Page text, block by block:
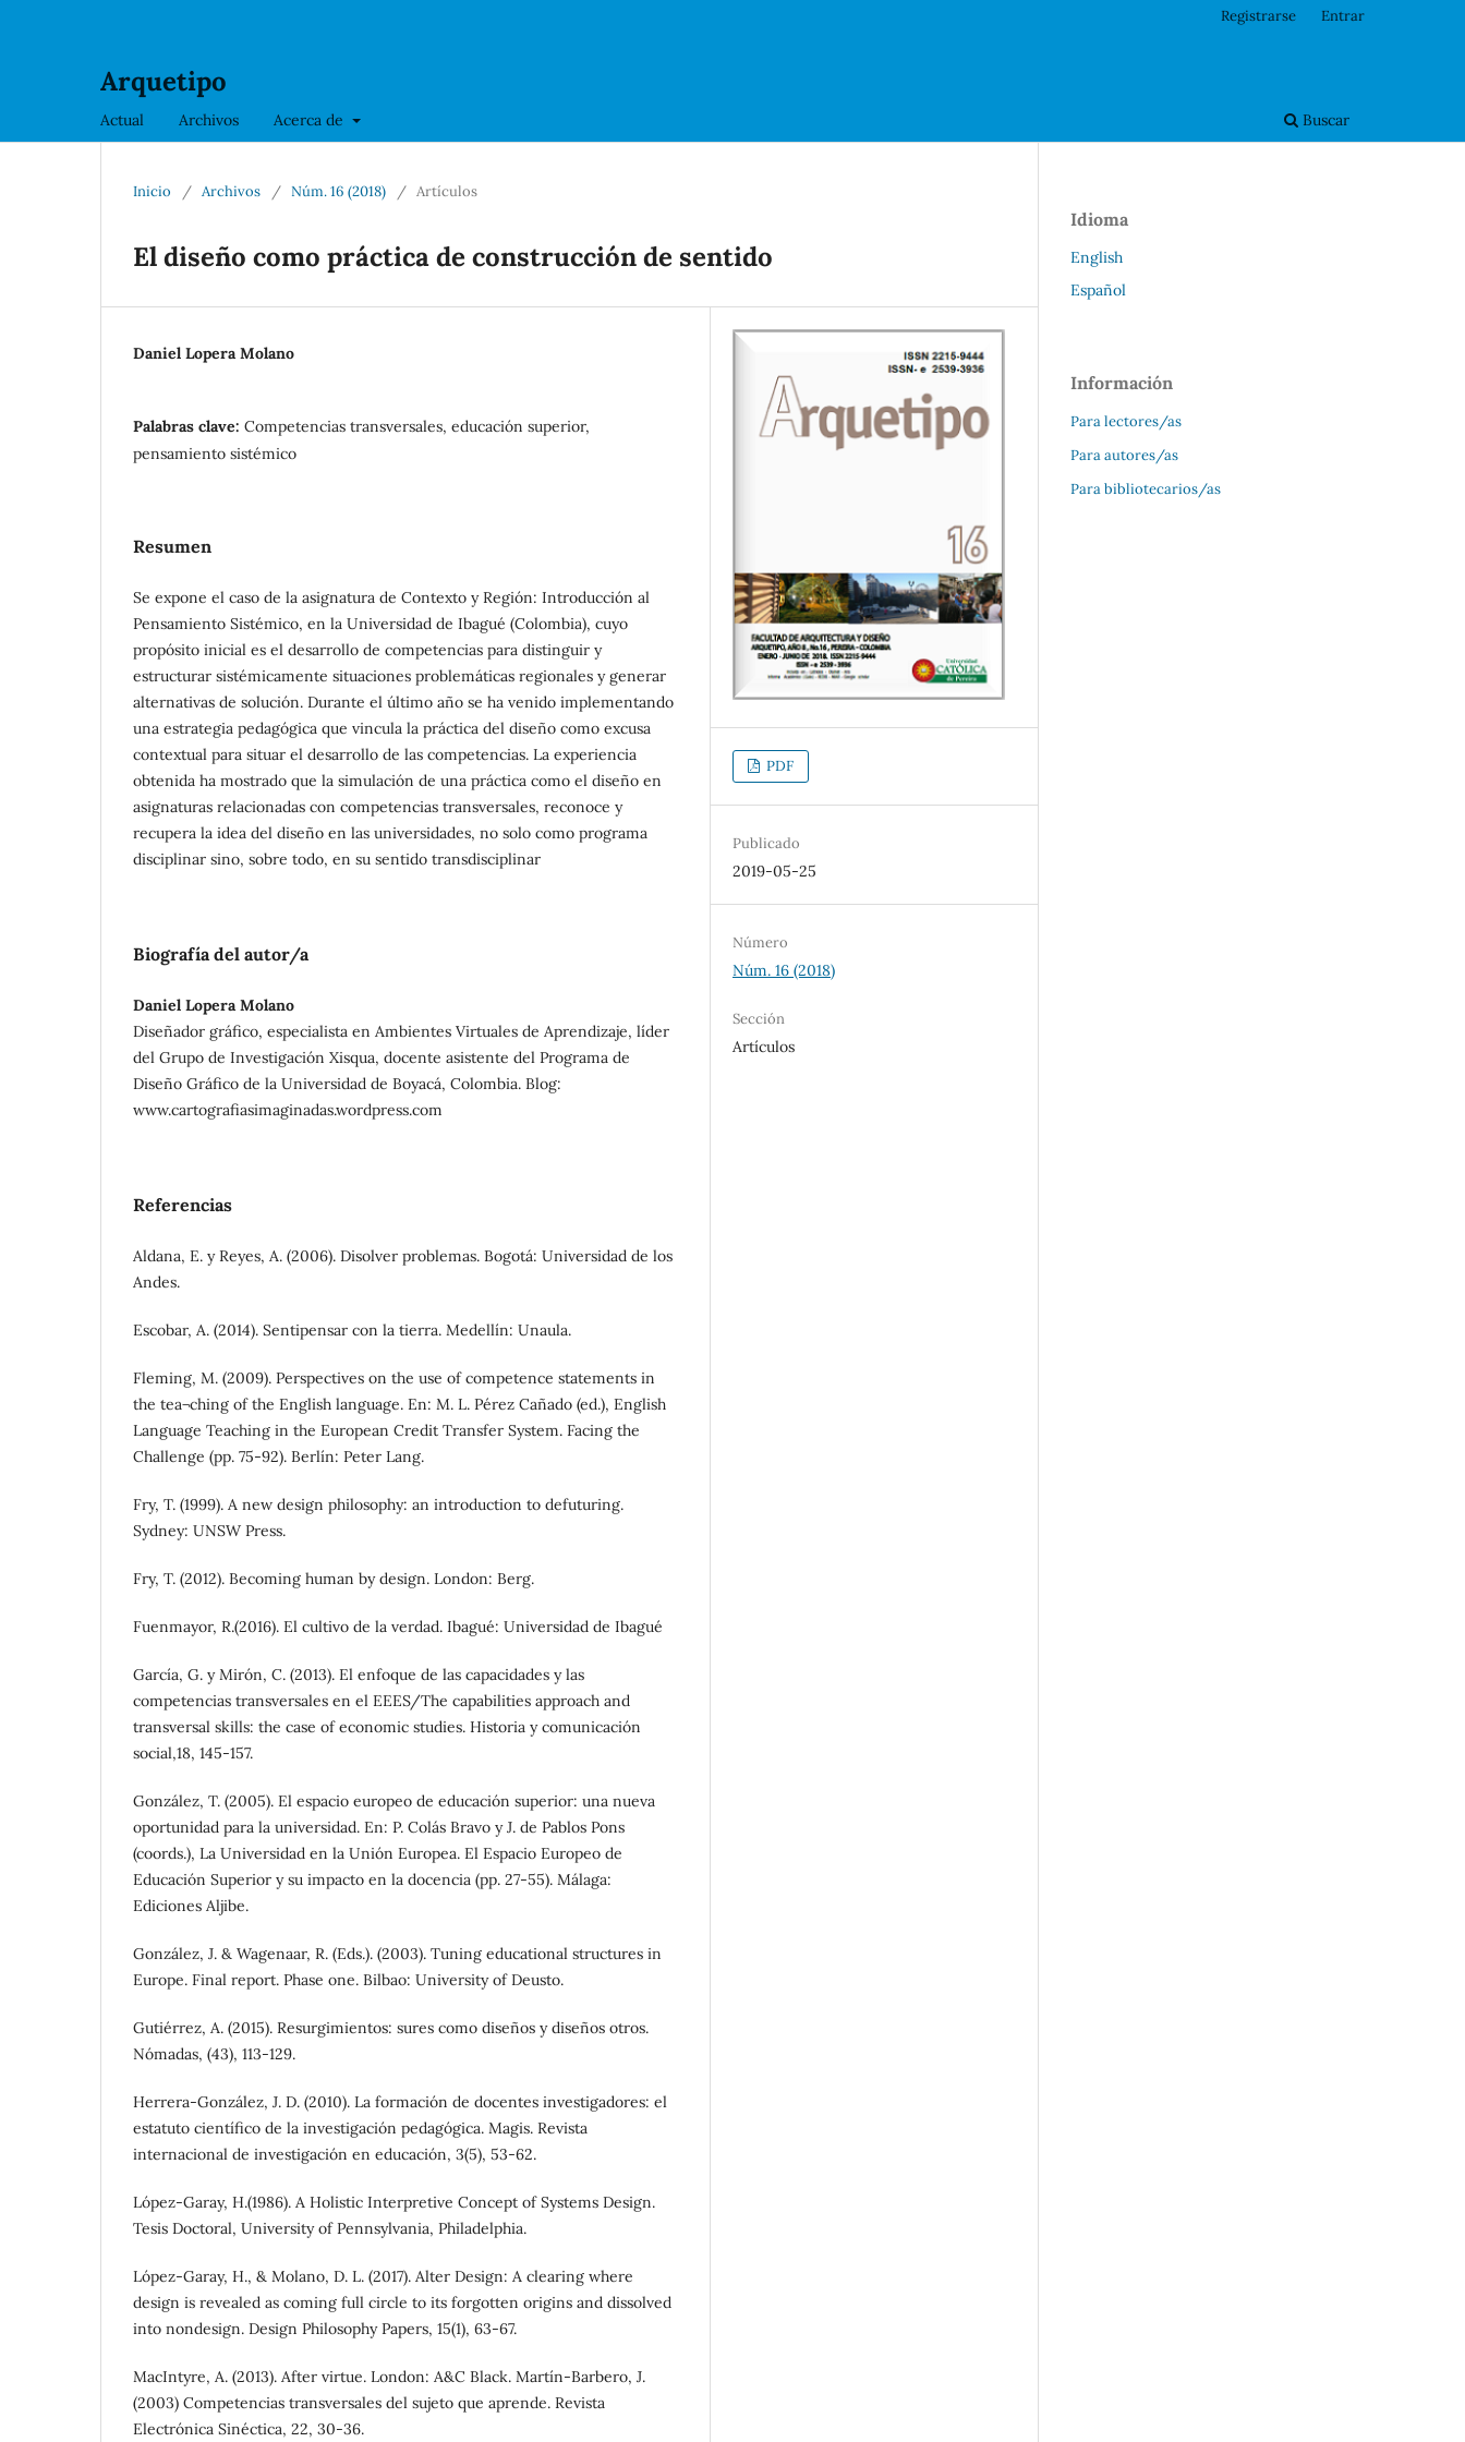
Arquetipo
Actual Archivos Acerca de Buscar
Registrarse Entrar
Inicio / Archivos / Núm. 16 (2018) / Artículos
El diseño como práctica de construcción de sentido
Daniel Lopera Molano
Palabras clave: Competencias transversales, educación superior,
pensamiento sistémico
Resumen
Se expone el caso de la asignatura de Contexto y Región: Introducción al
Pensamiento Sistémico, en la Universidad de Ibagué (Colombia), cuyo
propósito inicial es el desarrollo de competencias para distinguir y
estructurar sistémicamente situaciones problemáticas regionales y generar
alternativas de solución. Durante el último año se ha venido implementando
una estrategia pedagógica que vincula la práctica del diseño como excusa
contextual para situar el desarrollo de las competencias. La experiencia
obtenida ha mostrado que la simulación de una práctica como el diseño en
asignaturas relacionadas con competencias transversales, reconoce y
recupera la idea del diseño en las universidades, no solo como programa
disciplinar sino, sobre todo, en su sentido transdisciplinar
Biografía del autor/a
Daniel Lopera Molano
Diseñador gráfico, especialista en Ambientes Virtuales de Aprendizaje, líder
del Grupo de Investigación Xisqua, docente asistente del Programa de
Diseño Gráfico de la Universidad de Boyacá, Colombia. Blog:
www.cartografiasimaginadas.wordpress.com
Referencias
Aldana, E. y Reyes, A. (2006). Disolver problemas. Bogotá: Universidad de los
Andes.
Escobar, A. (2014). Sentipensar con la tierra. Medellín: Unaula.
Fleming, M. (2009). Perspectives on the use of competence statements in
the tea¬ching of the English language. En: M. L. Pérez Cañado (ed.), English
Language Teaching in the European Credit Transfer System. Facing the
Challenge (pp. 75-92). Berlín: Peter Lang.
Fry, T. (1999). A new design philosophy: an introduction to defuturing.
Sydney: UNSW Press.
Fry, T. (2012). Becoming human by design. London: Berg.
Fuenmayor, R.(2016). El cultivo de la verdad. Ibagué: Universidad de Ibagué
García, G. y Mirón, C. (2013). El enfoque de las capacidades y las
competencias transversales en el EEES/The capabilities approach and
transversal skills: the case of economic studies. Historia y comunicación
social,18, 145-157.
González, T. (2005). El espacio europeo de educación superior: una nueva
oportunidad para la universidad. En: P. Colás Bravo y J. de Pablos Pons
(coords.), La Universidad en la Unión Europea. El Espacio Europeo de
Educación Superior y su impacto en la docencia (pp. 27-55). Málaga:
Ediciones Aljibe.
González, J. & Wagenaar, R. (Eds.). (2003). Tuning educational structures in
Europe. Final report. Phase one. Bilbao: University of Deusto.
Gutiérrez, A. (2015). Resurgimientos: sures como diseños y diseños otros.
Nómadas, (43), 113-129.
Herrera-González, J. D. (2010). La formación de docentes investigadores: el
estatuto científico de la investigación pedagógica. Magis. Revista
internacional de investigación en educación, 3(5), 53-62.
López-Garay, H.(1986). A Holistic Interpretive Concept of Systems Design.
Tesis Doctoral, University of Pennsylvania, Philadelphia.
López-Garay, H., & Molano, D. L. (2017). Alter Design: A clearing where
design is revealed as coming full circle to its forgotten origins and dissolved
into nondesign. Design Philosophy Papers, 15(1), 63-67.
MacIntyre, A. (2013). After virtue. London: A&C Black. Martín-Barbero, J.
(2003) Competencias transversales del sujeto que aprende. Revista
Electrónica Sinéctica, 22, 30-36.
PDF
Publicado
2019-05-25
Número
Núm. 16 (2018)
Sección
Artículos
Idioma
English
Español
Información
Para lectores/as
Para autores/as
Para bibliotecarios/as